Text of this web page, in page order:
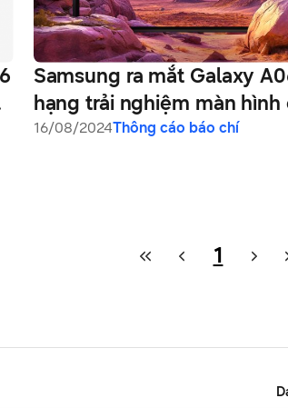
Samsung ra mắt Galaxy
hạng trải nghiệm màn hình
trí cực lâu với điện thoại
16/08/2024Thông cáo báo chí
1